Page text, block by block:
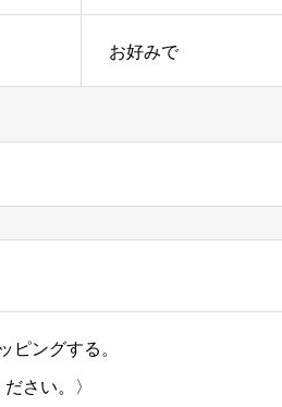
お好みで
ピングする。
さい。〉